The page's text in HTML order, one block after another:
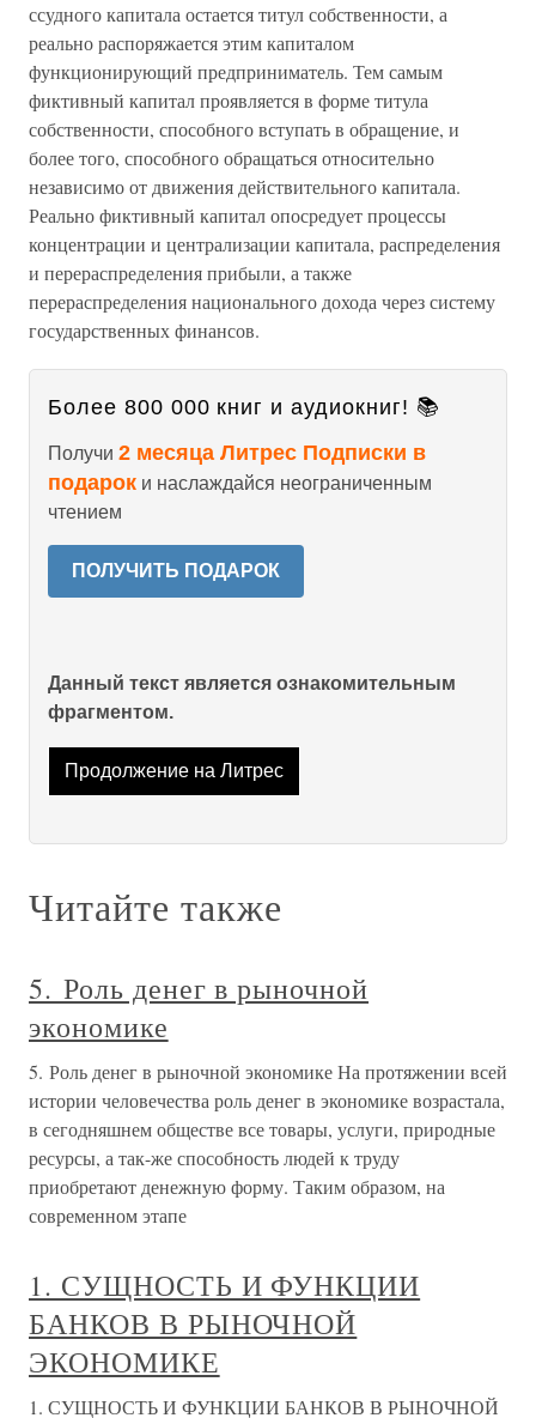
ссудного капитала остается титул собственности, а
реально распоряжается этим капиталом
функционирующий предприниматель. Тем самым
фиктивный капитал проявляется в форме титула
собственности, способного вступать в обращение, и
более того, способного обращаться относительно
независимо от движения действительного капитала.
Реально фиктивный капитал опосредует процессы
концентрации и централизации капитала, распределения
и перераспределения прибыли, а также
перераспределения национального дохода через систему
государственных финансов.
Более 800 000 книг и аудиокниг! 📚
Получи 2 месяца Литрес Подписки в
подарок и наслаждайся неограниченным
чтением
ПОЛУЧИТЬ ПОДАРОК
Данный текст является ознакомительным
фрагментом.
Продолжение на Литрес
Читайте также
5. Роль денег в рыночной
экономике
5. Роль денег в рыночной экономике На протяжении всей
истории человечества роль денег в экономике возрастала,
в сегодняшнем обществе все товары, услуги, природные
ресурсы, а так-же способность людей к труду
приобретают денежную форму. Таким образом, на
современном этапе
1. СУЩНОСТЬ И ФУНКЦИИ
БАНКОВ В РЫНОЧНОЙ
ЭКОНОМИКЕ
1. СУЩНОСТЬ И ФУНКЦИИ БАНКОВ В РЫНОЧНОЙ